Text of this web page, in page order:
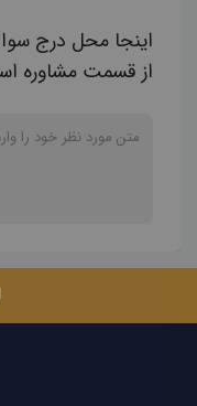
اینجا محل درج
از قسمت مشاوره